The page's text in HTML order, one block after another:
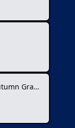
Prix ★★★★